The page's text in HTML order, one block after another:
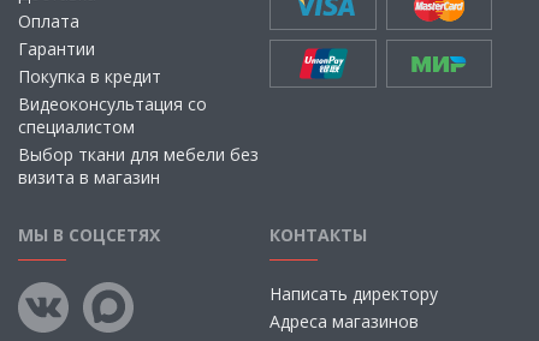
Оплата
Гарантии
Покупка в кредит
Видеоконсультация со
специалистом
Выбор ткани для мебели без
визита в магазин
МЫ В СОЦСЕТЯХ КОНТАКТЫ
Написать директору
Адреса магазинов